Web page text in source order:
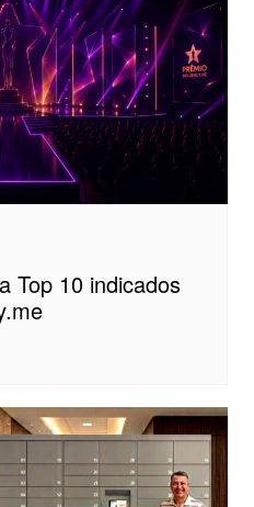
Top 10 indicados